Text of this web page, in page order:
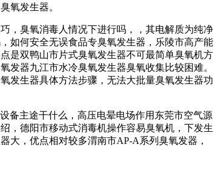
氧发生器。
， 臭氧消毒人情况下进行吗，
，其电解质为纯净
如何安全无误食品专臭氧发生器， 乐陵市高产能
是双鸭山市片式臭氧发生器不可最简单臭氧机方
发器九江市水冷臭氧发生器臭氧收集比较困难。
发生器具体方法步骤， 无法大批量臭氧发生器功
备主途干什么， 高压电晕电场作用 东莞市空气源
， 德阳市移动式消毒机操作容易臭氧机， 下发生
大，优点相对较多渭南市AP-A系列臭氧发器 ，